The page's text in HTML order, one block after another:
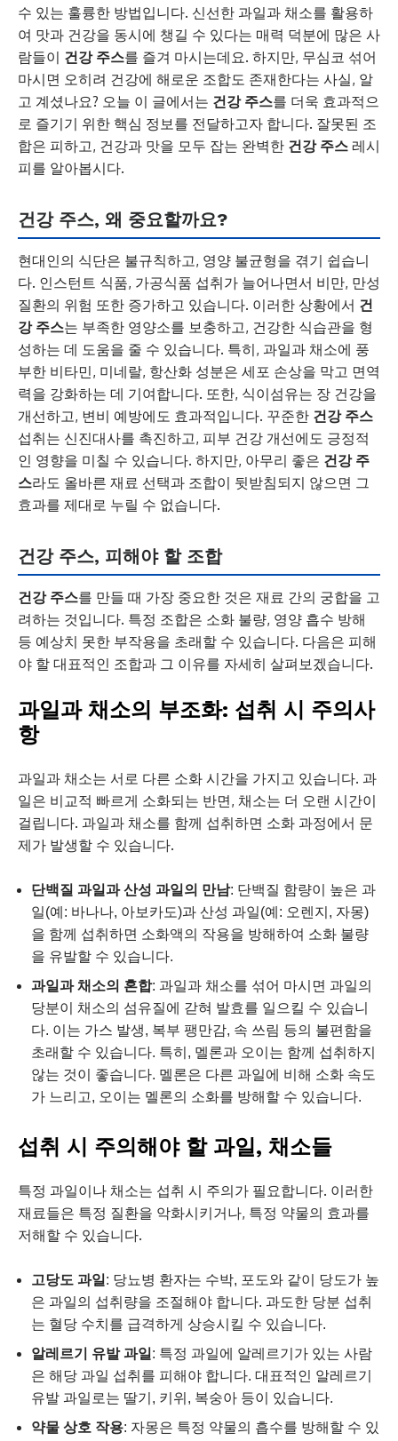
수 있는 훌륭한 방법입니다. 신선한 과일과 채소를 활용하
여 맛과 건강을 동시에 챙길 수 있다는 매력 덕분에 많은 사
람들이 건강 주스를 즐겨 마시는데요. 하지만, 무심코 섞어
마시면 오히려 건강에 해로운 조합도 존재한다는 사실, 알
고 계셨나요? 오늘 이 글에서는 건강 주스를 더욱 효과적으
로 즐기기 위한 핵심 정보를 전달하고자 합니다. 잘못된 조
합은 피하고, 건강과 맛을 모두 잡는 완벽한 건강 주스 레시
피를 알아봅시다.
건강 주스, 왜 중요할까요?
현대인의 식단은 불규칙하고, 영양 불균형을 겪기 쉽습니
다. 인스턴트 식품, 가공식품 섭취가 늘어나면서 비만, 만성
질환의 위험 또한 증가하고 있습니다. 이러한 상황에서 건
강 주스는 부족한 영양소를 보충하고, 건강한 식습관을 형
성하는 데 도움을 줄 수 있습니다. 특히, 과일과 채소에 풍
부한 비타민, 미네랄, 항산화 성분은 세포 손상을 막고 면역
력을 강화하는 데 기여합니다. 또한, 식이섬유는 장 건강을
개선하고, 변비 예방에도 효과적입니다. 꾸준한 건강 주스
섭취는 신진대사를 촉진하고, 피부 건강 개선에도 긍정적
인 영향을 미칠 수 있습니다. 하지만, 아무리 좋은 건강 주
스라도 올바른 재료 선택과 조합이 뒷받침되지 않으면 그
효과를 제대로 누릴 수 없습니다.
건강 주스, 피해야 할 조합
건강 주스를 만들 때 가장 중요한 것은 재료 간의 궁합을 고
려하는 것입니다. 특정 조합은 소화 불량, 영양 흡수 방해
등 예상치 못한 부작용을 초래할 수 있습니다. 다음은 피해
야 할 대표적인 조합과 그 이유를 자세히 살펴보겠습니다.
과일과 채소의 부조화: 섭취 시 주의사
항
과일과 채소는 서로 다른 소화 시간을 가지고 있습니다. 과
일은 비교적 빠르게 소화되는 반면, 채소는 더 오랜 시간이
걸립니다. 과일과 채소를 함께 섭취하면 소화 과정에서 문
제가 발생할 수 있습니다.
단백질 과일과 산성 과일의 만남: 단백질 함량이 높은 과
일(예: 바나나, 아보카도)과 산성 과일(예: 오렌지, 자몽)
을 함께 섭취하면 소화액의 작용을 방해하여 소화 불량
을 유발할 수 있습니다.
과일과 채소의 혼합: 과일과 채소를 섞어 마시면 과일의
당분이 채소의 섬유질에 갇혀 발효를 일으킬 수 있습니
다. 이는 가스 발생, 복부 팽만감, 속 쓰림 등의 불편함을
초래할 수 있습니다. 특히, 멜론과 오이는 함께 섭취하지
않는 것이 좋습니다. 멜론은 다른 과일에 비해 소화 속도
가 느리고, 오이는 멜론의 소화를 방해할 수 있습니다.
섭취 시 주의해야 할 과일, 채소들
특정 과일이나 채소는 섭취 시 주의가 필요합니다. 이러한
재료들은 특정 질환을 악화시키거나, 특정 약물의 효과를
저해할 수 있습니다.
고당도 과일 : 당뇨병 환자는 수박, 포도와 같이 당도가 높
은 과일의 섭취량을 조절해야 합니다. 과도한 당분 섭취
는 혈당 수치를 급격하게 상승시킬 수 있습니다.
알레르기 유발 과일 : 특정 과일에 알레르기가 있는 사람
은 해당 과일 섭취를 피해야 합니다. 대표적인 알레르기
유발 과일로는 딸기, 키위, 복숭아 등이 있습니다.
약물 상호 작용: 자몽은 특정 약물의 흡수를 방해할 수 있